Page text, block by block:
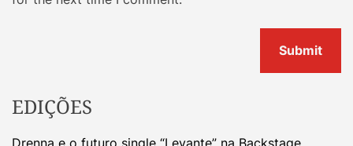
EDIÇÕES
Drenna e o futuro single “Levante” na Backstage